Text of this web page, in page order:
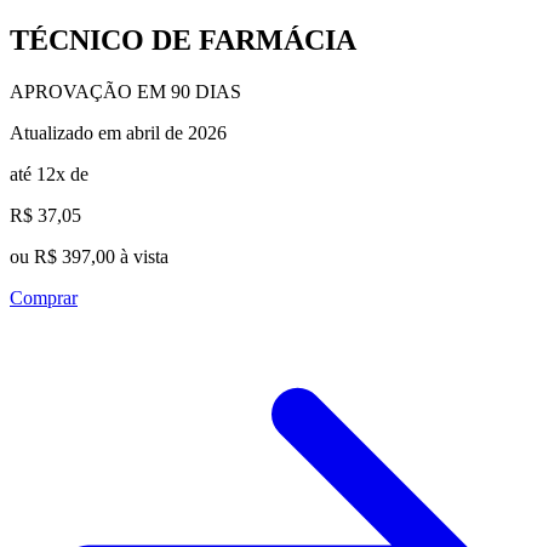
TÉCNICO DE FARMÁCIA
APROVAÇÃO EM 90 DIAS
Atualizado em abril de 2026
até 12x de
R$ 37,05
ou R$ 397,00 à vista
Comprar